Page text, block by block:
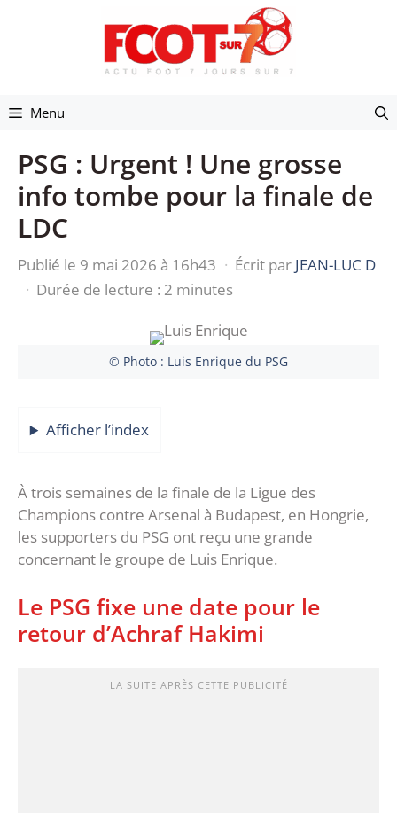
Menu
PSG : Urgent ! Une grosse
info tombe pour la finale de
LDC
Publié le 9 mai 2026 à 16h43 · Écrit par JEAN-LUC D
· Durée de lecture : 2 minutes
© Photo : Luis Enrique du PSG
Afficher l’index
À trois semaines de la finale de la Ligue des
Champions contre Arsenal à Budapest, en Hongrie,
les supporters du PSG ont reçu une grande
concernant le groupe de Luis Enrique.
Le PSG fixe une date pour le
retour d’Achraf Hakimi
LA SUITE APRÈS CETTE PUBLICITÉ